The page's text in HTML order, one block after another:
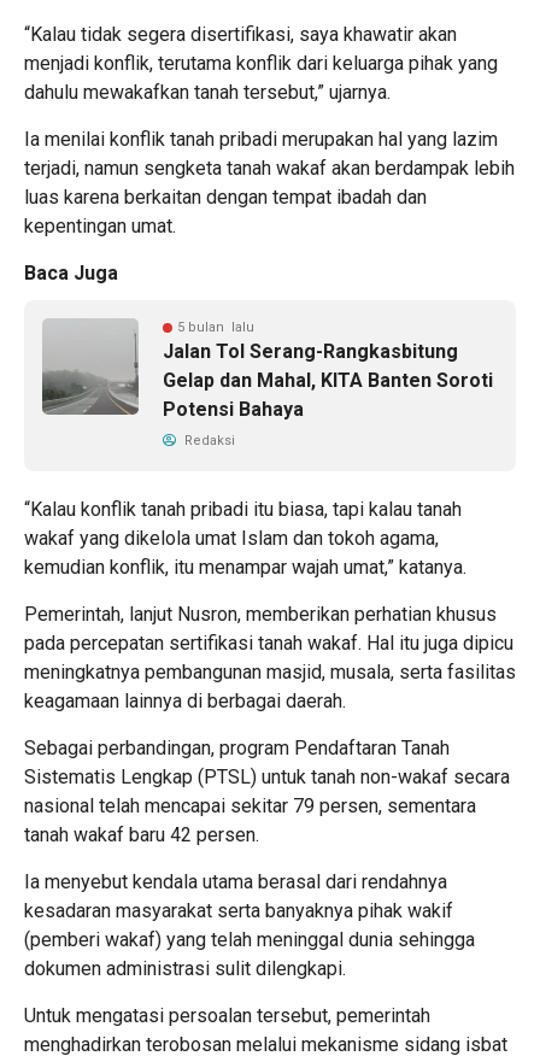
“Kalau tidak segera disertifikasi, saya khawatir akan
menjadi konflik, terutama konflik dari keluarga pihak yang
dahulu mewakafkan tanah tersebut,” ujarnya.
Ia menilai konflik tanah pribadi merupakan hal yang lazim
terjadi, namun sengketa tanah wakaf akan berdampak lebih
luas karena berkaitan dengan tempat ibadah dan
kepentingan umat.
Baca Juga
5 bulan lalu
Jalan Tol Serang-Rangkasbitung
Gelap dan Mahal, KITA Banten Soroti
Potensi Bahaya
Redaksi
“Kalau konflik tanah pribadi itu biasa, tapi kalau tanah
wakaf yang dikelola umat Islam dan tokoh agama,
kemudian konflik, itu menampar wajah umat,” katanya.
Pemerintah, lanjut Nusron, memberikan perhatian khusus
pada percepatan sertifikasi tanah wakaf. Hal itu juga dipicu
meningkatnya pembangunan masjid, musala, serta fasilitas
keagamaan lainnya di berbagai daerah.
Sebagai perbandingan, program Pendaftaran Tanah
Sistematis Lengkap (PTSL) untuk tanah non-wakaf secara
nasional telah mencapai sekitar 79 persen, sementara
tanah wakaf baru 42 persen.
Ia menyebut kendala utama berasal dari rendahnya
kesadaran masyarakat serta banyaknya pihak wakif
(pemberi wakaf) yang telah meninggal dunia sehingga
dokumen administrasi sulit dilengkapi.
Untuk mengatasi persoalan tersebut, pemerintah
menghadirkan terobosan melalui mekanisme sidang isbat